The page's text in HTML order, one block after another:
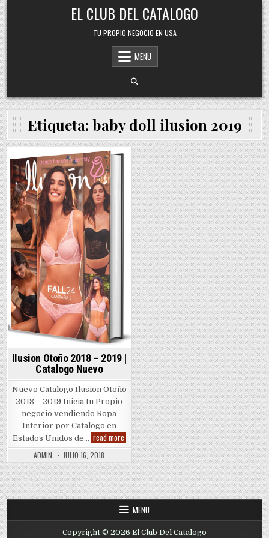
Skip
to
content
EL CLUB DEL CATALOGO
TU PROPIO NEGOCIO EN USA
MENU
Etiqueta: baby doll ilusion 2019
Posted
in
Ilusion Otoño 2018 – 2019 |
Catalogo Nuevo
Nuevo Catalogo Ilusion Otoño
2018 – 2019 Inicia tu Propio
negocio vendiendo Ropa
Interior por Catalogo en
Estados Unidos de… read moreIlusion
Otoño
2018
–
2019
|
Catalogo
Nuevo
ADMIN JULIO 16, 2018
MENU
Copyright © 2026 El Club Del Catalogo